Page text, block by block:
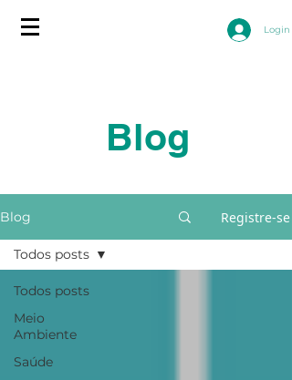
Login
Blog
Blog Registre-se
Todos posts
Meio
Ambiente
Saúde
Todos posts